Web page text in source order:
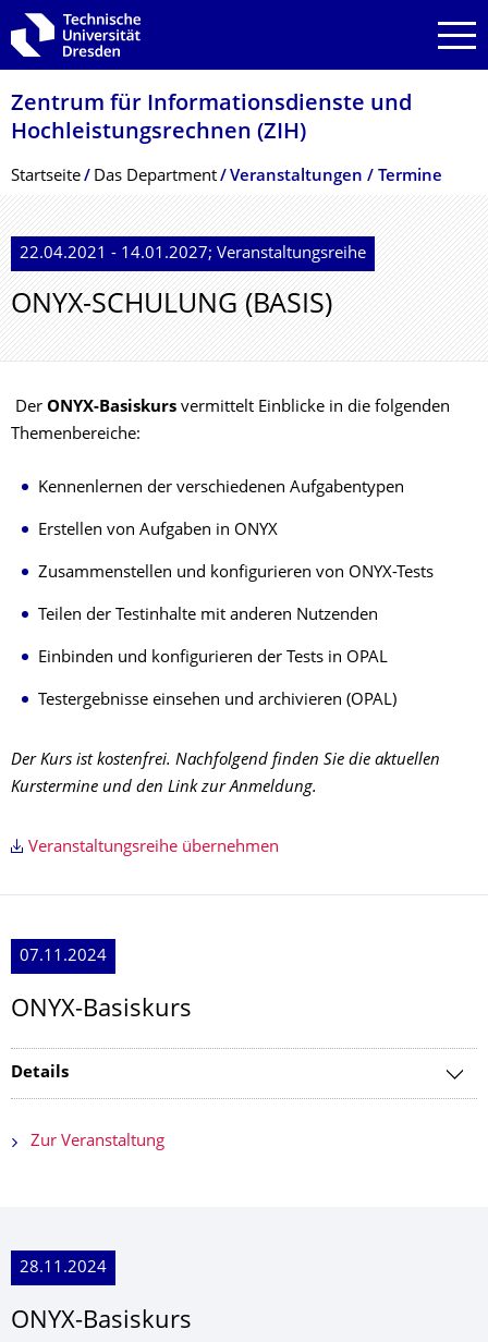
Zur Hauptnavigation springen
Zur Suche springen
Zum Inhalt springen
Zentrum für Informations­dienste und
Hochleistungs­rechnen (ZIH)
Breadcrumb-Menü
Startseite Das Department Veranstaltungen / Termine
22.04.2021 - 14.01.2027; Veranstaltungsreihe
ONYX-SCHULUNG (BASIS)
Der ONYX-Basiskurs vermittelt Einblicke in die folgenden
Themenbereiche:
Kennenlernen der verschiedenen Aufgabentypen
Erstellen von Aufgaben in ONYX
Zusammenstellen und konfigurieren von ONYX-Tests
Teilen der Testinhalte mit anderen Nutzenden
Einbinden und konfigurieren der Tests in OPAL
Testergebnisse einsehen und archivieren (OPAL)
Der Kurs ist kostenfrei. Nachfolgend finden Sie die aktuellen
Kurstermine und den Link zur Anmeldung.
Veranstaltungsreihe übernehmen
07.11.2024
ONYX-Basiskurs
Details
Zur Veranstaltung
28.11.2024
ONYX-Basiskurs